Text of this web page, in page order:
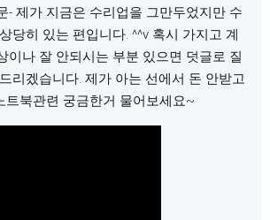
- 제가 지금은 수리업을 그만두었지만 수
당히 있는 편입니다. ^^v 혹시 가지고 계
이나 잘 안되시는 부분 있으면 덧글로 질
리겠습니다. 제가 아는 선에서 돈 안받고
트북관련 궁금한거 물어보세요~